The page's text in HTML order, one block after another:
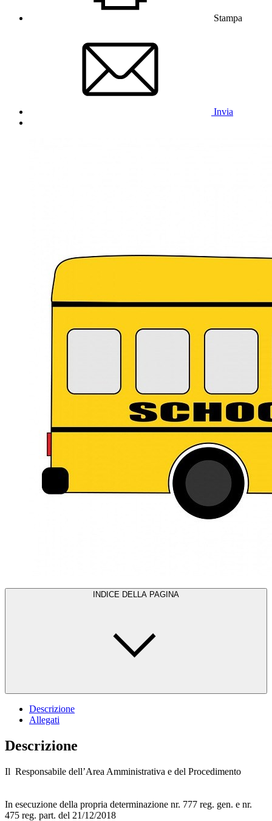
Stampa
Invia
INDICE DELLA PAGINA
Descrizione
Allegati
Descrizione
Il Responsabile dell’Area Amministrativa e del Procedimento
In esecuzione della propria determinazione nr. 777 reg. gen. e nr.
475 reg. part. del 21/12/2018